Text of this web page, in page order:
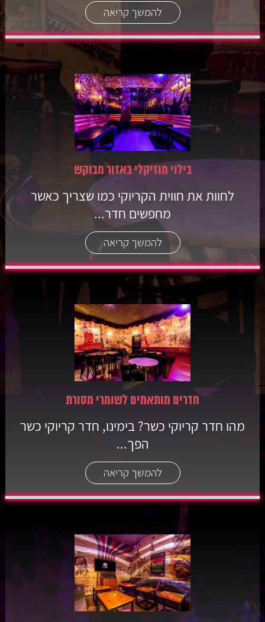
להמשך קריאה
בילוי מוזיקלי באזור מבוקש
לחוות את חווית הקריוקי כמו שצריך כאשר
מחפשים חדר...
להמשך קריאה
חדרים מותאמים לשומרי מסורת
מהו חדר קריוקי כשר? בימינו, חדר קריוקי כשר
הפך...
להמשך קריאה